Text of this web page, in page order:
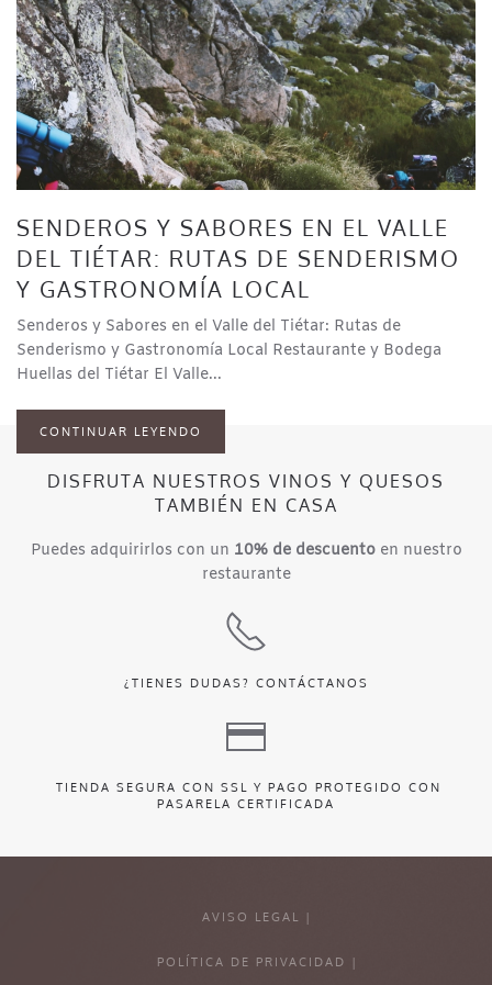
SENDEROS Y SABORES EN EL VALLE
DEL TIÉTAR: RUTAS DE SENDERISMO
Y GASTRONOMÍA LOCAL
Senderos y Sabores en el Valle del Tiétar: Rutas de
Senderismo y Gastronomía Local Restaurante y Bodega
Huellas del Tiétar El Valle...
CONTINUAR LEYENDO
DISFRUTA NUESTROS VINOS Y QUESOS
TAMBIÉN EN CASA
Puedes adquirirlos con un 10% de descuentoen nuestro
restaurante
¿TIENES DUDAS? CONTÁCTANOS
TIENDA SEGURA CON SSL Y PAGO PROTEGIDO CON
PASARELA CERTIFICADA
AVISO LEGAL |
POLÍTICA DE PRIVACIDAD |